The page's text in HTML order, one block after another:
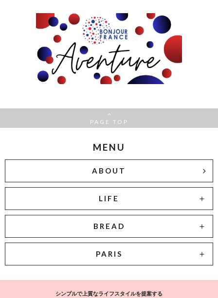
PAGE TOP
MENU
ABOUT
LIFE
BREAD
PARIS
シンプルで上質なライフスタイルを提案する